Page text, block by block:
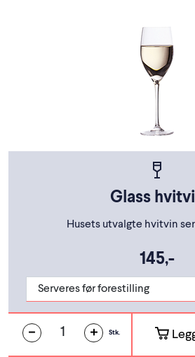
Glass
Husets utvalgte hvitvin
145,-
Stk.